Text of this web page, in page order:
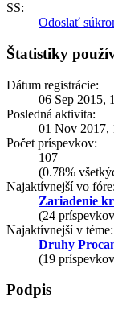
SS:
Odoslať
Štatistiky
Dátum registrácie:
06 Sep 2015,
Posledná aktivita:
01 Nov 2017,
Počet príspevkov:
107
(0.78%
Najaktívnejší vo fóre:
Zariadenie
(24
Najaktívnejší v téme:
Druhy
(19
Podpis